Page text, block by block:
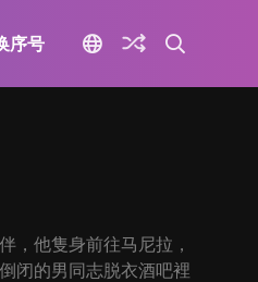
序号
，他隻身前往马尼拉，
闭的男同志脱衣酒吧裡